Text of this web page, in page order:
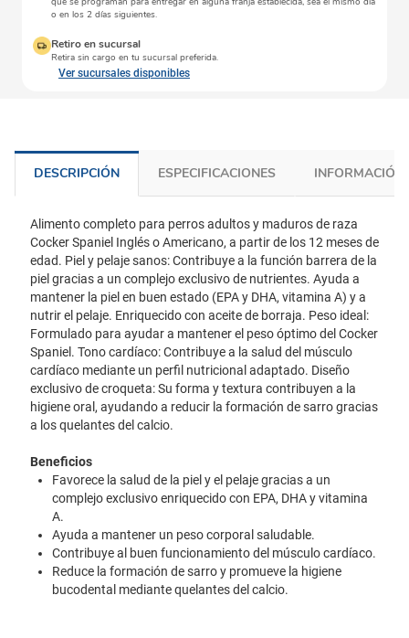
o en los 2 días siguientes.
Retiro en sucursal
Retira sin cargo en tu sucursal preferida.
Ver sucursales disponibles
DESCRIPCIÓN ESPECIFICACIONES
Alimento completo para perros adultos y maduros de raza
Cocker Spaniel Inglés o Americano, a partir de los 12 meses de
edad. Piel y pelaje sanos: Contribuye a la función barrera de la
piel gracias a un complejo exclusivo de nutrientes. Ayuda a
mantener la piel en buen estado (EPA y DHA, vitamina A) y a
nutrir el pelaje. Enriquecido con aceite de borraja. Peso ideal:
Formulado para ayudar a mantener el peso óptimo del Cocker
Spaniel. Tono cardíaco: Contribuye a la salud del músculo
cardíaco mediante un perfil nutricional adaptado. Diseño
exclusivo de croqueta: Su forma y textura contribuyen a la
higiene oral, ayudando a reducir la formación de sarro gracias
a los quelantes del calcio.
Beneficios
Favorece la salud de la piel y el pelaje gracias a un
complejo exclusivo enriquecido con EPA, DHA y vitamina
A.
Ayuda a mantener un peso corporal saludable.
Contribuye al buen funcionamiento del músculo cardíaco.
Reduce la formación de sarro y promueve la higiene
bucodental mediante quelantes del calcio.